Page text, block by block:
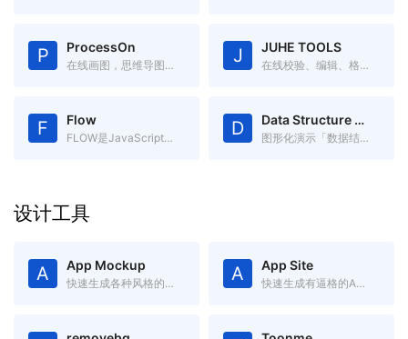
P ProcessOn
在线画图，思维导图、流程图、架构图等 J JUHE TOOLS
在线校验、编辑、格式化JSON
F Flow
FLOW是JavaScript的静态类型检查器 D Data Structure Visualizations
图形化演示「数据结构」，更容易理解数据结构。
设计工具
A App Mockup
快速生成各种风格的App Store截图 A App Site
快速生成有逼格的App官网(Landing Page)